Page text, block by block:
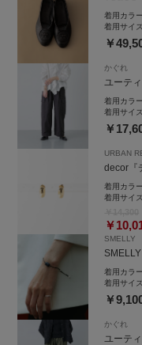
着用カラ
着用サイ
￥
かぐれ
ユーテ
着用カラ
着用サイ
￥
URBAN
decor『
着用カラ
着用サイ
￥
SMELLY
着用カラ
着用サイ
￥
かぐれ
ユーテ